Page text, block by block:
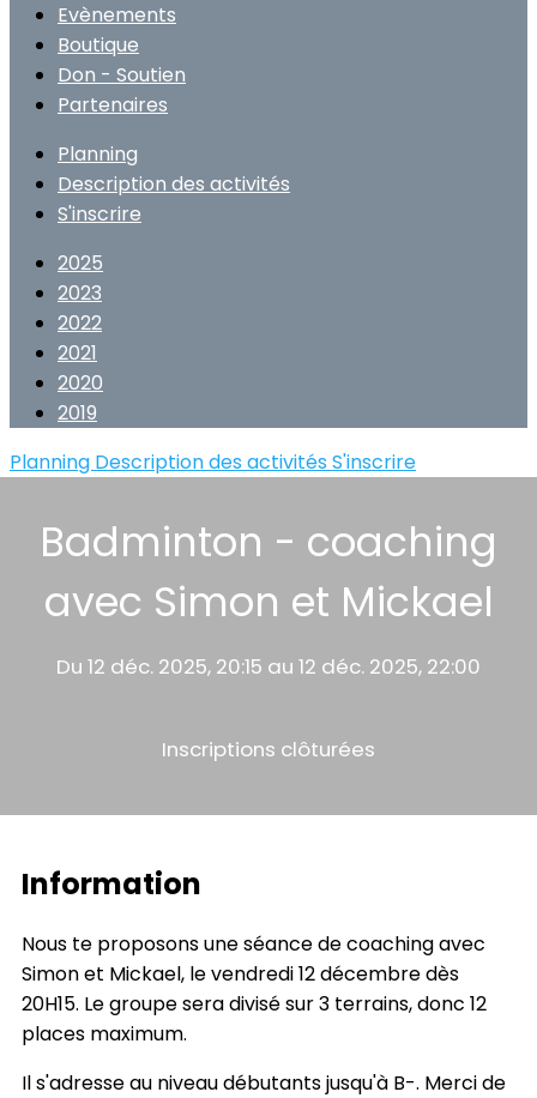
Evènements
Boutique
Don - Soutien
Partenaires
Planning
Description des activités
S'inscrire
2025
2023
2022
2021
2020
2019
Planning Description des activités S'inscrire
Badminton - coaching
avec Simon et Mickael
Du 12 déc. 2025, 20:15 au 12 déc. 2025, 22:00
Inscriptions clôturées
Information
Nous te proposons une séance de coaching avec
Simon et Mickael, le vendredi 12 décembre dès
20H15. Le groupe sera divisé sur 3 terrains, donc 12
places maximum.
Il s'adresse au niveau débutants jusqu'à B-. Merci de